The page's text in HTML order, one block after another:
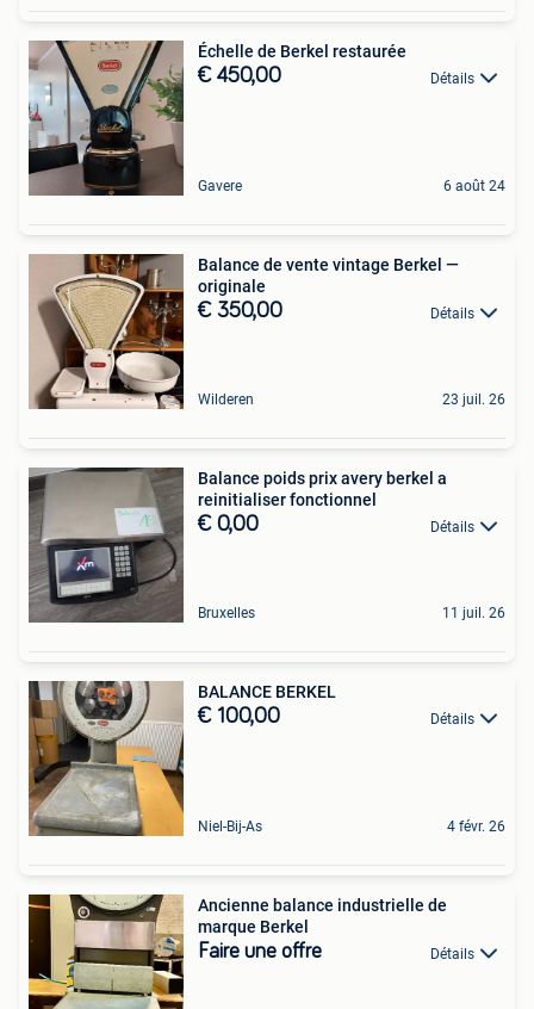
Échelle de Berkel restaurée
€ 450,00 Détails
Gavere 6 août 24
Balance de vente vintage Berkel —
originale
€ 350,00 Détails
Wilderen 23 juil. 26
Balance poids prix avery berkel a
reinitialiser fonctionnel
€ 0,00 Détails
Bruxelles 11 juil. 26
BALANCE BERKEL
€ 100,00 Détails
Niel-Bij-As 4 févr. 26
Ancienne balance industrielle de
marque Berkel
Faire une offre Détails